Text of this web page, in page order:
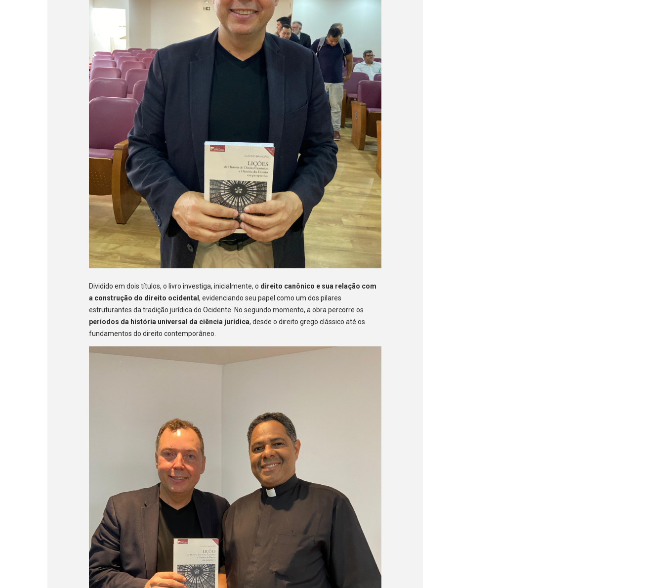
Dividido em dois títulos, o livro investiga, inicialmente, o direito canônico e sua relação com
a construção do direito ocidental, evidenciando seu papel como um dos pilares
estruturantes da tradição jurídica do Ocidente. No segundo momento, a obra percorre os
períodos da história universal da ciência jurídica, desde o direito grego clássico até os
fundamentos do direito contemporâneo.